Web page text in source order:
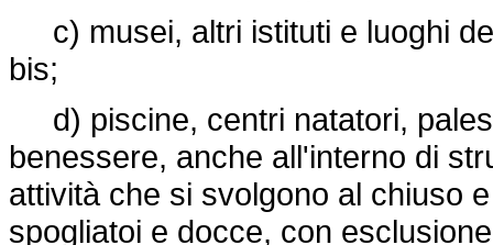
c) musei, altri istituti e luoghi
bis;
d) piscine, centri natatori,
benessere, anche all'interno di
attività che si svolgono al chiuso
spogliatoi e docce, con